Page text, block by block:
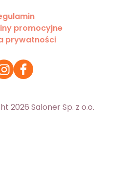
promocyjne
prywatności
2026 Saloner Sp. z o.o.